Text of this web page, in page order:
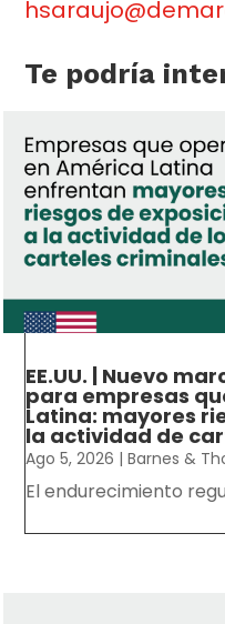
Te podría
EE.UU. | Nuevo
para empresas
Latina: mayores
la actividad de
Ago 5, 2026 |Barnes &
El endurecimiento